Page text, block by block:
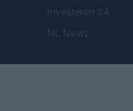
Investeren 24
NL Newz